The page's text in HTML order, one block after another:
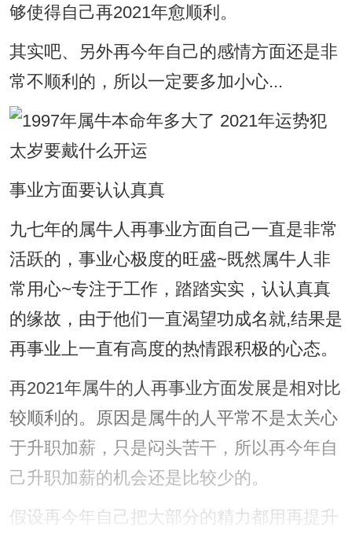
够使得自己再2021年愈顺利。
其实吧、另外再今年自己的感情方面还是非
常不顺利的，所以一定要多加小心...
事业方面要认认真真
九七年的属牛人再事业方面自己一直是非常
活跃的，事业心极度的旺盛~既然属牛人非
常用心~专注于工作，踏踏实实，认认真真
的缘故，由于他们一直渴望功成名就,结果是
再事业上一直有高度的热情跟积极的心态。
再2021年属牛的人再事业方面发展是相对比
较顺利的。原因是属牛的人平常不是太关心
于升职加薪，只是闷头苦干，所以再今年自
己升职加薪的机会还是比较少的。
假设再今年自己把大部分的精力都用再提升